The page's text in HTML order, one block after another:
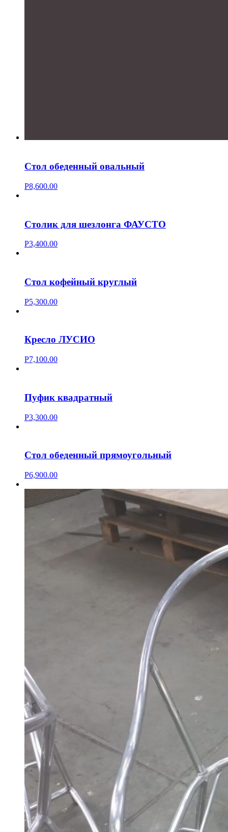
Стол обеденный овальный
Р8,600.00
Столик для шезлонга ФАУСТО
Р3,400.00
Стол кофейный круглый
Р5,300.00
Кресло ЛУСИО
Р7,100.00
Пуфик квадратный
Р3,300.00
Стол обеденный прямоугольный
Р6,900.00